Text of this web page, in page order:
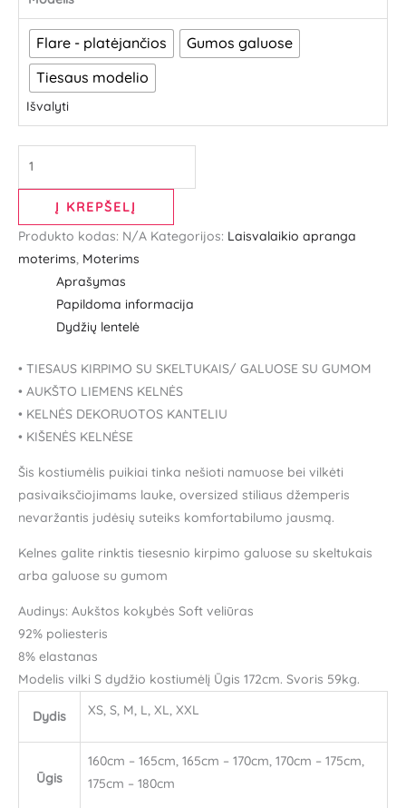
Flare - platėjančios
Gumos galuose
Tiesaus modelio
Išvalyti
Į KREPŠELĮ
Produkto kodas: N/A Kategorijos: Laisvalaikio apranga
moterims, Moterims
Aprašymas
Papildoma informacija
Dydžių lentelė
• TIESAUS KIRPIMO SU SKELTUKAIS/ GALUOSE SU GUMOM
• AUKŠTO LIEMENS KELNĖS
• KELNĖS DEKORUOTOS KANTELIU
• KIŠENĖS KELNĖSE
Šis kostiumėlis puikiai tinka nešioti namuose bei vilkėti
pasivaiksčiojimams lauke, oversized stiliaus džemperis
nevaržantis judėsių suteiks komfortabilumo jausmą.
Kelnes galite rinktis tiesesnio kirpimo galuose su skeltukais
arba galuose su gumom
Audinys: Aukštos kokybės Soft veliūras
92% poliesteris
8% elastanas
Modelis vilki S dydžio kostiumėlį Ūgis 172cm. Svoris 59kg.
Dydis XS, S, M, L, XL, XXL
Ūgis
160cm – 165cm, 165cm – 170cm, 170cm – 175cm,
175cm – 180cm